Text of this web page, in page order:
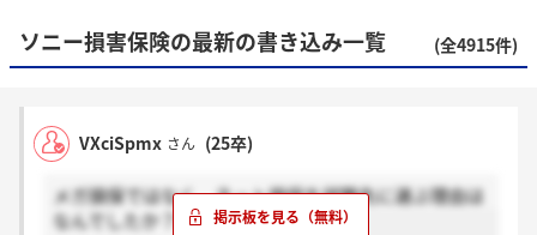
ソニー損害保険の最新の書き込み一覧 (全4915件)
VXciSpmx さん (25卒)
メガ損保ではなく、ネット損保を就職先に選ぶ理由は
なんでしたか？